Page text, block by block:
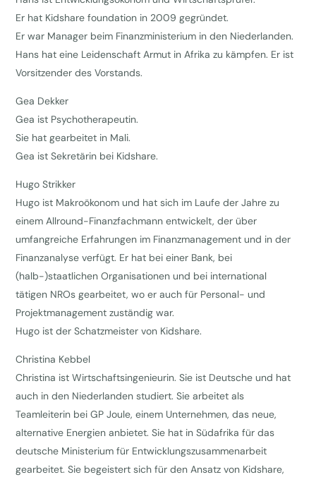
Er hat Kidshare foundation in 2009 gegründet.
Er war Manager beim Finanzministerium in den Niederlanden.
Hans hat eine Leidenschaft Armut in Afrika zu kämpfen. Er ist
Vorsitzender des Vorstands.
Gea Dekker
Gea ist Psychotherapeutin.
Sie hat gearbeitet in Mali.
Gea ist Sekretärin bei Kidshare.
Hugo Strikker
Hugo ist Makroökonom und hat sich im Laufe der Jahre zu
einem Allround-Finanzfachmann entwickelt, der über
umfangreiche Erfahrungen im Finanzmanagement und in der
Finanzanalyse verfügt. Er hat bei einer Bank, bei
(halb-)staatlichen Organisationen und bei international
tätigen NROs gearbeitet, wo er auch für Personal- und
Projektmanagement zuständig war.
Hugo ist der Schatzmeister von Kidshare.
Christina Kebbel
Christina ist Wirtschaftsingenieurin. Sie ist Deutsche und hat
auch in den Niederlanden studiert. Sie arbeitet als
Teamleiterin bei GP Joule, einem Unternehmen, das neue,
alternative Energien anbietet. Sie hat in Südafrika für das
deutsche Ministerium für Entwicklungszusammenarbeit
gearbeitet. Sie begeistert sich für den Ansatz von Kidshare,